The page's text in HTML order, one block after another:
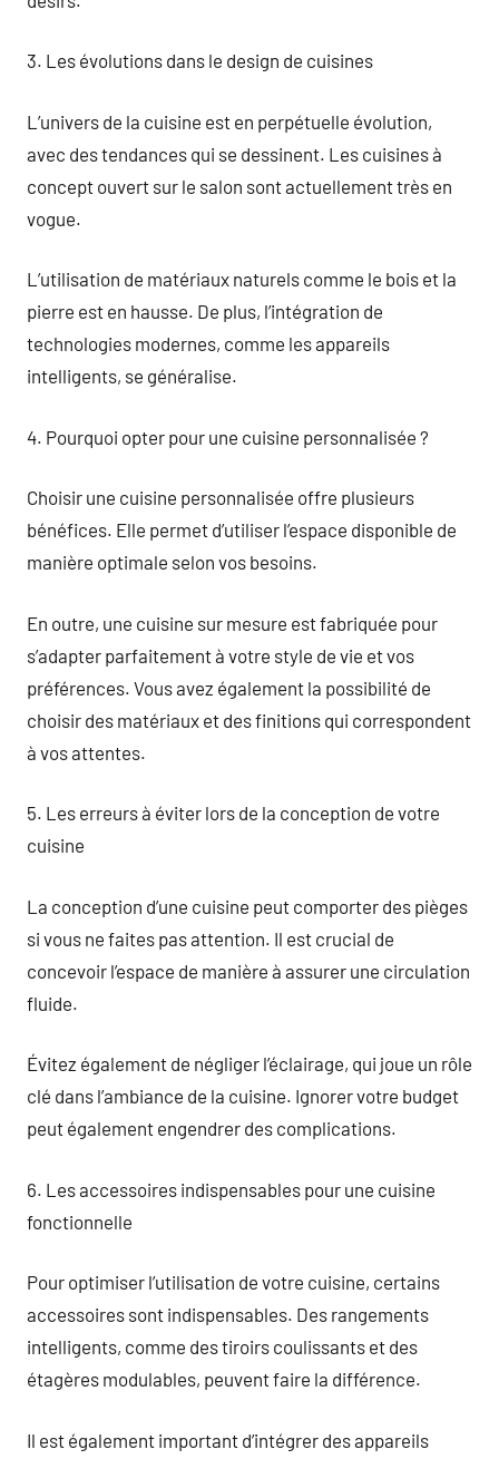
3. Les évolutions dans le design de cuisines
L’univers de la cuisine est en perpétuelle évolution,
avec des tendances qui se dessinent. Les cuisines à
concept ouvert sur le salon sont actuellement très en
vogue.
L’utilisation de matériaux naturels comme le bois et la
pierre est en hausse. De plus, l’intégration de
technologies modernes, comme les appareils
intelligents, se généralise.
4. Pourquoi opter pour une cuisine personnalisée ?
Choisir une cuisine personnalisée offre plusieurs
bénéfices. Elle permet d’utiliser l’espace disponible de
manière optimale selon vos besoins.
En outre, une cuisine sur mesure est fabriquée pour
s’adapter parfaitement à votre style de vie et vos
préférences. Vous avez également la possibilité de
choisir des matériaux et des finitions qui correspondent
à vos attentes.
5. Les erreurs à éviter lors de la conception de votre
cuisine
La conception d’une cuisine peut comporter des pièges
si vous ne faites pas attention. Il est crucial de
concevoir l’espace de manière à assurer une circulation
fluide.
Évitez également de négliger l’éclairage, qui joue un rôle
clé dans l’ambiance de la cuisine. Ignorer votre budget
peut également engendrer des complications.
6. Les accessoires indispensables pour une cuisine
fonctionnelle
Pour optimiser l’utilisation de votre cuisine, certains
accessoires sont indispensables. Des rangements
intelligents, comme des tiroirs coulissants et des
étagères modulables, peuvent faire la différence.
Il est également important d’intégrer des appareils